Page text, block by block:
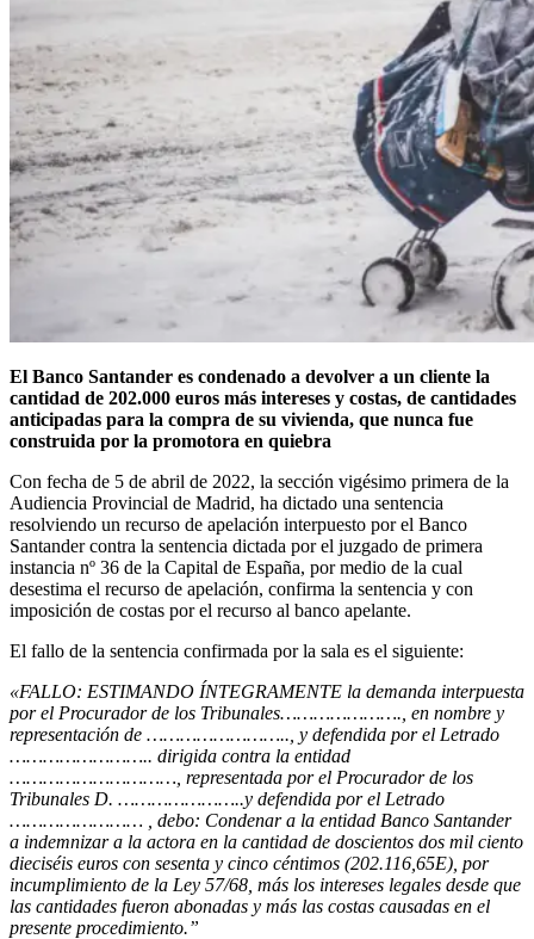
El Banco Santander es condenado a devolver a un cliente la
cantidad de 202.000 euros más intereses y costas, de cantidades
anticipadas para la compra de su vivienda, que nunca fue
construida por la promotora en quiebra
Con fecha de 5 de abril de 2022, la sección vigésimo primera de la
Audiencia Provincial de Madrid, ha dictado una sentencia
resolviendo un recurso de apelación interpuesto por el Banco
Santander contra la sentencia dictada por el juzgado de primera
instancia nº 36 de la Capital de España, por medio de la cual
desestima el recurso de apelación, confirma la sentencia y con
imposición de costas por el recurso al banco apelante.
El fallo de la sentencia confirmada por la sala es el siguiente:
«FALLO: ESTIMANDO ÍNTEGRAMENTE la demanda interpuesta
por el Procurador de los Tribunales…………………., en nombre y
representación de …………………….., y defendida por el Letrado
…………………….. dirigida contra la entidad
…………………………, representada por el Procurador de los
Tribunales D. …………………..y defendida por el Letrado
…………………… , debo: Condenar a la entidad Banco Santander
a indemnizar a la actora en la cantidad de doscientos dos mil ciento
dieciséis euros con sesenta y cinco céntimos (202.116,65E), por
incumplimiento de la Ley 57/68, más los intereses legales desde que
las cantidades fueron abonadas y más las costas causadas en el
presente procedimiento.”